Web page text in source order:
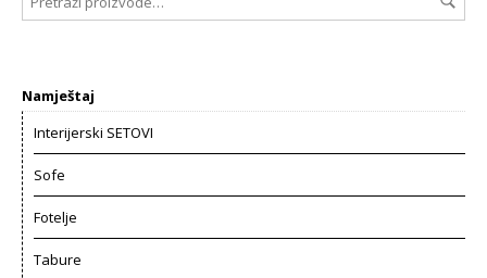
Namještaj
Interijerski SETOVI
Sofe
Fotelje
Tabure